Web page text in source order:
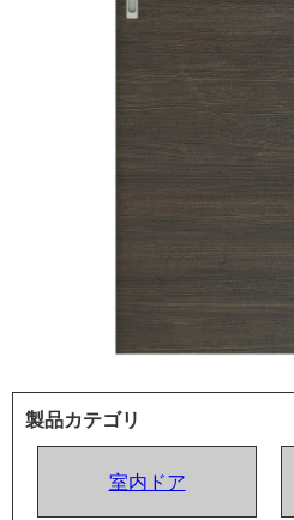
製品カテゴリ
室内ドア